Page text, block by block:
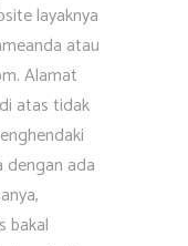
layaknya
atau
Alamat
atas tidak
dengan ada
bakal